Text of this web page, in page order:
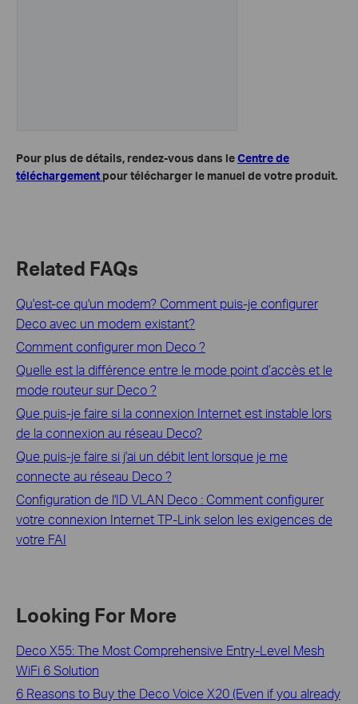
Pour plus de détails, rendez-vous dans leCentre de
téléchargement pour télécharger le manuel de votre produit.
Related FAQs
Qu'est-ce qu'un modem? Comment puis-je configurer
Deco avec un modem existant?
Comment configurer mon Deco ?
Quelle est la différence entre le mode point d’accès et le
mode routeur sur Deco ?
Que puis-je faire si la connexion Internet est instable lors
de la connexion au réseau Deco?
Que puis-je faire si j'ai un débit lent lorsque je me
connecte au réseau Deco ?
Configuration de l'ID VLAN Deco : Comment configurer
votre connexion Internet TP-Link selon les exigences de
votre FAI
Looking For More
Deco X55: The Most Comprehensive Entry-Level Mesh
WiFi 6 Solution
6 Reasons to Buy the Deco Voice X20 (Even if you already